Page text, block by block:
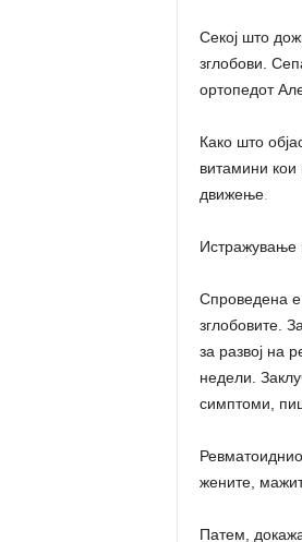
Секој што
зглобови.
ортопедот
Како што
витамини кои
движење.
Истражување
Спроведена е
зглобовите.
за развој на
недели.
симптоми,
жените,
Патем,